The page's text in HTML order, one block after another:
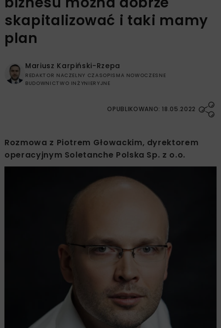
skapitalizować i taki mamy
plan
Mariusz Karpiński-Rzepa
REDAKTOR NACZELNY CZASOPISMA NOWOCZESNE
BUDOWNICTWO INŻYNIERYJNE
OPUBLIKOWANO: 18.05.2022
Rozmowa z Piotrem Głowackim, dyrektorem
operacyjnym Soletanche Polska Sp. z o.o.